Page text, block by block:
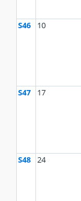
S46 10
S47 17
S48 24